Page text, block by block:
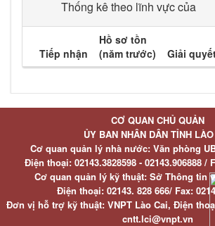
Thống kê theo lĩnh vực của
Tiếp nhận
Hồ sơ tồn
(năm trước)
Giải
CƠ QUAN CHỦ QUẢN
ỦY BAN NHÂN DÂN TỈNH
Cơ quan quản lý nhà nước: Văn phòng
Điện thoại:02143.3828598 - 02143.906888 /
Cơ quan quản lý kỹ thuật: Sở Thông tin
Điện thoại:02143. 828 666/ Fax:
Đơn vị hỗ trợ kỹ thuật: VNPT Lào Cai, Điện
cntt.lci@vnpt.vn